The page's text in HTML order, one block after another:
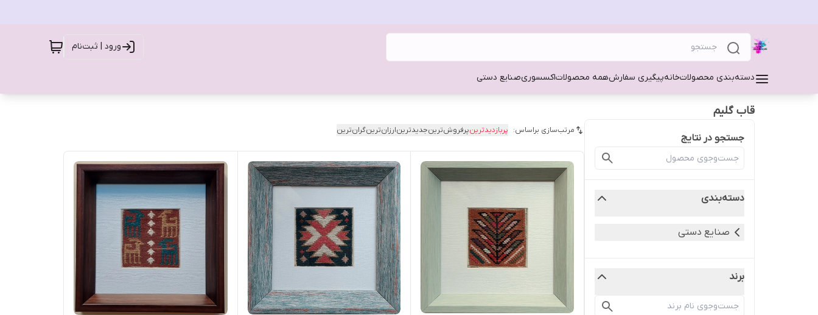
ورود | ثبت‌نام
دسته‌بندی محصولاتخانهپیگیری سفارشهمه محصولاتاکسسوریصنایع دستی
قاب گلیم
جستجو در نتایج
دسته‌بندی
صنایع دستی
برند
مرتب‌سازی براساس: پربازدیدترینپرفروش‌ترینجدیدترینارزان‌ترینگران‌ترین